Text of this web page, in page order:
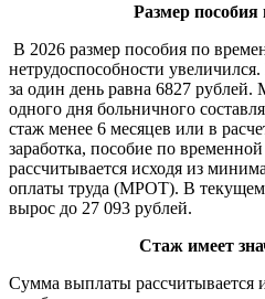
Размер
В 2026 размер пособия по
нетрудоспособности
за один день равна 6827 рублей.
одного дня больничного
стаж менее 6 месяцев или в
заработка, пособие по
рассчитывается исходя из
оплаты труда (МРОТ). В текущем
вырос до 27 093 рублей.
Стаж имеет
Сумма выплаты рассчитывается